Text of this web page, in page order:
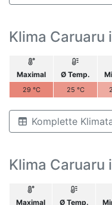
Klima Caruaru
Maximal Ø Temp.
29 °C 25 °C
Komplette
Klima Caruaru
Maximal Ø Temp.